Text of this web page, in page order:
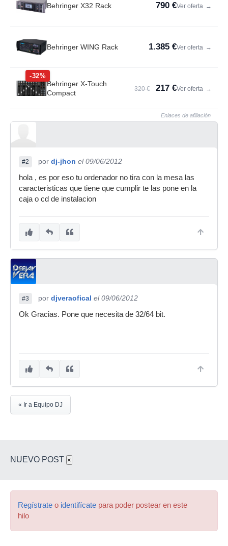
Behringer X32 Rack 790 €Ver oferta →
Behringer WING Rack 1.385 €Ver oferta →
-32%
Behringer X-Touch
Compact
320 € 217 €Ver oferta →
Enlaces de afiliación
#2 por dj-jhon el 09/06/2012
hola , es por eso tu ordenador no tira con la mesa las
caracteristicas que tiene que cumplir te las pone en la
caja o cd de instalacion
#3 por djveraofical el 09/06/2012
Ok Gracias. Pone que necesita de 32/64 bit.
« Ir a Equipo DJ
NUEVO POST ×
Regístrate o identifícate para poder postear en este
hilo